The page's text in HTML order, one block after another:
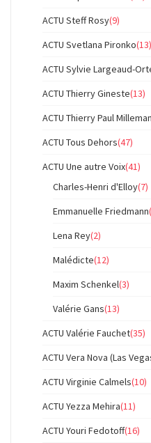
ACTU Steff Rosy(9)
ACTU Svetlana Pironko(13)
ACTU Sylvie Largeaud-
ACTU Thierry Gineste(13)
ACTU Thierry Paul
ACTU Tous Dehors(47)
ACTU Une autre Voix(41)
Charles-Henri d'Elloy(7)
Emmanuelle Friedmann
Lena Rey(2)
Malédicte(12)
Maxim Schenkel(3)
Valérie Gans(13)
ACTU Valérie Fauchet(35)
ACTU Vera Nova (Las
ACTU Virginie Calmels(10)
ACTU Yezza Mehira(11)
ACTU Youri Fedotoff(16)